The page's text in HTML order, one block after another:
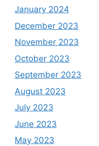
January 2024
December 2023
November 2023
October 2023
September 2023
August 2023
July 2023
June 2023
May 2023